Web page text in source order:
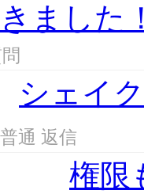
ました
シェイク
通 返信
権限